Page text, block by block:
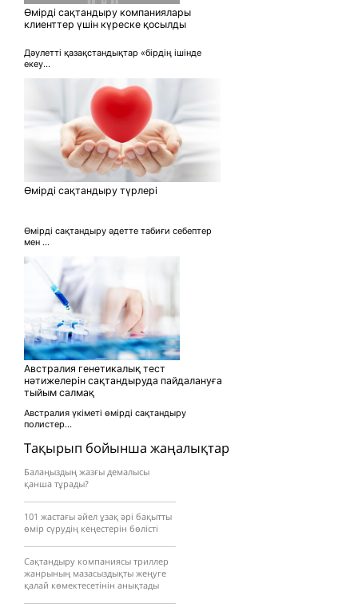
Тақырып бойынша жаңалықтар
Балаңыздың жазғы демалысы
қанша тұрады?
101 жастағы әйел ұзақ әрі бақытты
өмір сүрудің кеңестерін бөлісті
Сақтандыру компаниясы триллер
жанрының мазасыздықты жеңуге
қалай көмектесетінін анықтады
Өмірді сақтандыру компаниялары
клиенттер үшін күреске қосылды
Дәулетті қазақстандықтар «бірдің ішінде
екеу...
Өмірді сақтандыру түрлері
Өмірді сақтандыру әдетте табиғи себептер
мен ...
Австралия генетикалық тест
нәтижелерін сақтандыруда пайдалануға
тыйым салмақ
Австралия үкіметі өмірді сақтандыру
полистер...